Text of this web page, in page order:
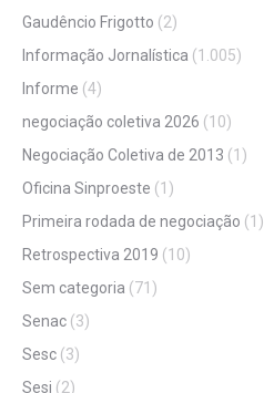
Gaudêncio Frigotto (2)
Informação Jornalística (1.005)
Informe (4)
negociação coletiva 2026 (10)
Negociação Coletiva de 2013 (1)
Oficina Sinproeste (1)
Primeira rodada de negociação (1)
Retrospectiva 2019 (10)
Sem categoria (71)
Senac (3)
Sesc (3)
Sesi (2)